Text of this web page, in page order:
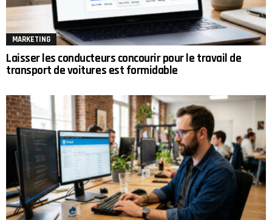
MARKETING
Laisser les conducteurs concourir pour le travail de
transport de voitures est formidable